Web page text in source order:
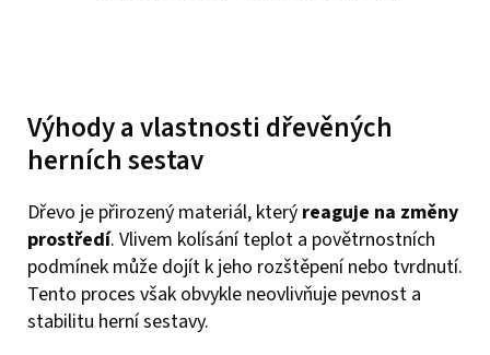
Výhody a vlastnosti dřevěných
herních sestav
Dřevo je přirozený materiál, který reaguje na změny
prostředí. Vlivem kolísání teplot a povětrnostních
podmínek může dojít k jeho rozštěpení nebo tvrdnutí.
Tento proces však obvykle neovlivňuje pevnost a
stabilitu herní sestavy.